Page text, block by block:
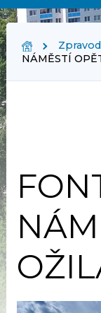
NÁMĚSTÍ